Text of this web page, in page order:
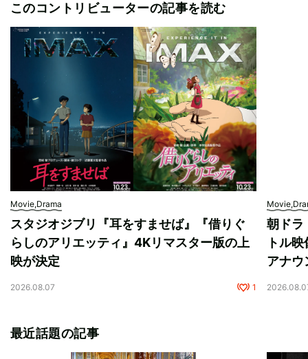
このコントリビューターの記事を読む
Movie,Drama
スタジオジブリ『耳をすませば』『借りぐ
らしのアリエッティ』4Kリマスター版の上
映が決定
2026.08.07 1
朝ドラ
トル
アナウ
最近話題の記事